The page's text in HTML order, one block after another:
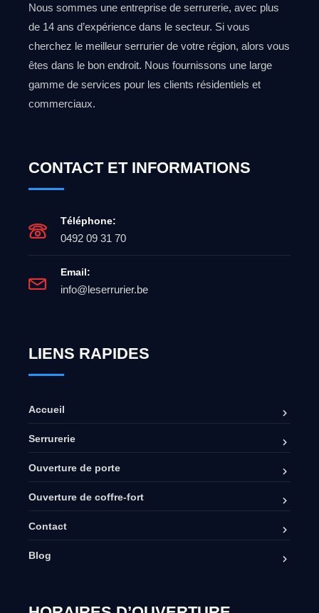
Nous sommes une entreprise de serrurerie, avec plus
de 14 ans d’expérience dans le secteur. Si vous
cherchez le meilleur serrurier de votre région, alors vous
êtes dans le bon endroit. Nous fournissons une large
gamme de services pour les clients résidentiels et
commerciaux.
CONTACT ET INFORMATIONS
Téléphone:
0492 09 31 70
Email:
info@leserrurier.be
LIENS RAPIDES
Accueil
Serrurerie
Ouverture de porte
Ouverture de coffre-fort
Contact
Blog